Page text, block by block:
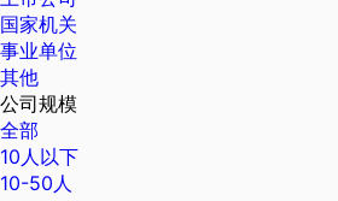
国家机关
事业单位
其他
公司规模
全部
10人以下
10-50人